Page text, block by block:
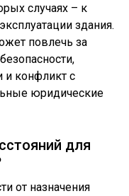
случаях – к
здания.
повлечь за
и конфликт с
юридические
для
от назначения